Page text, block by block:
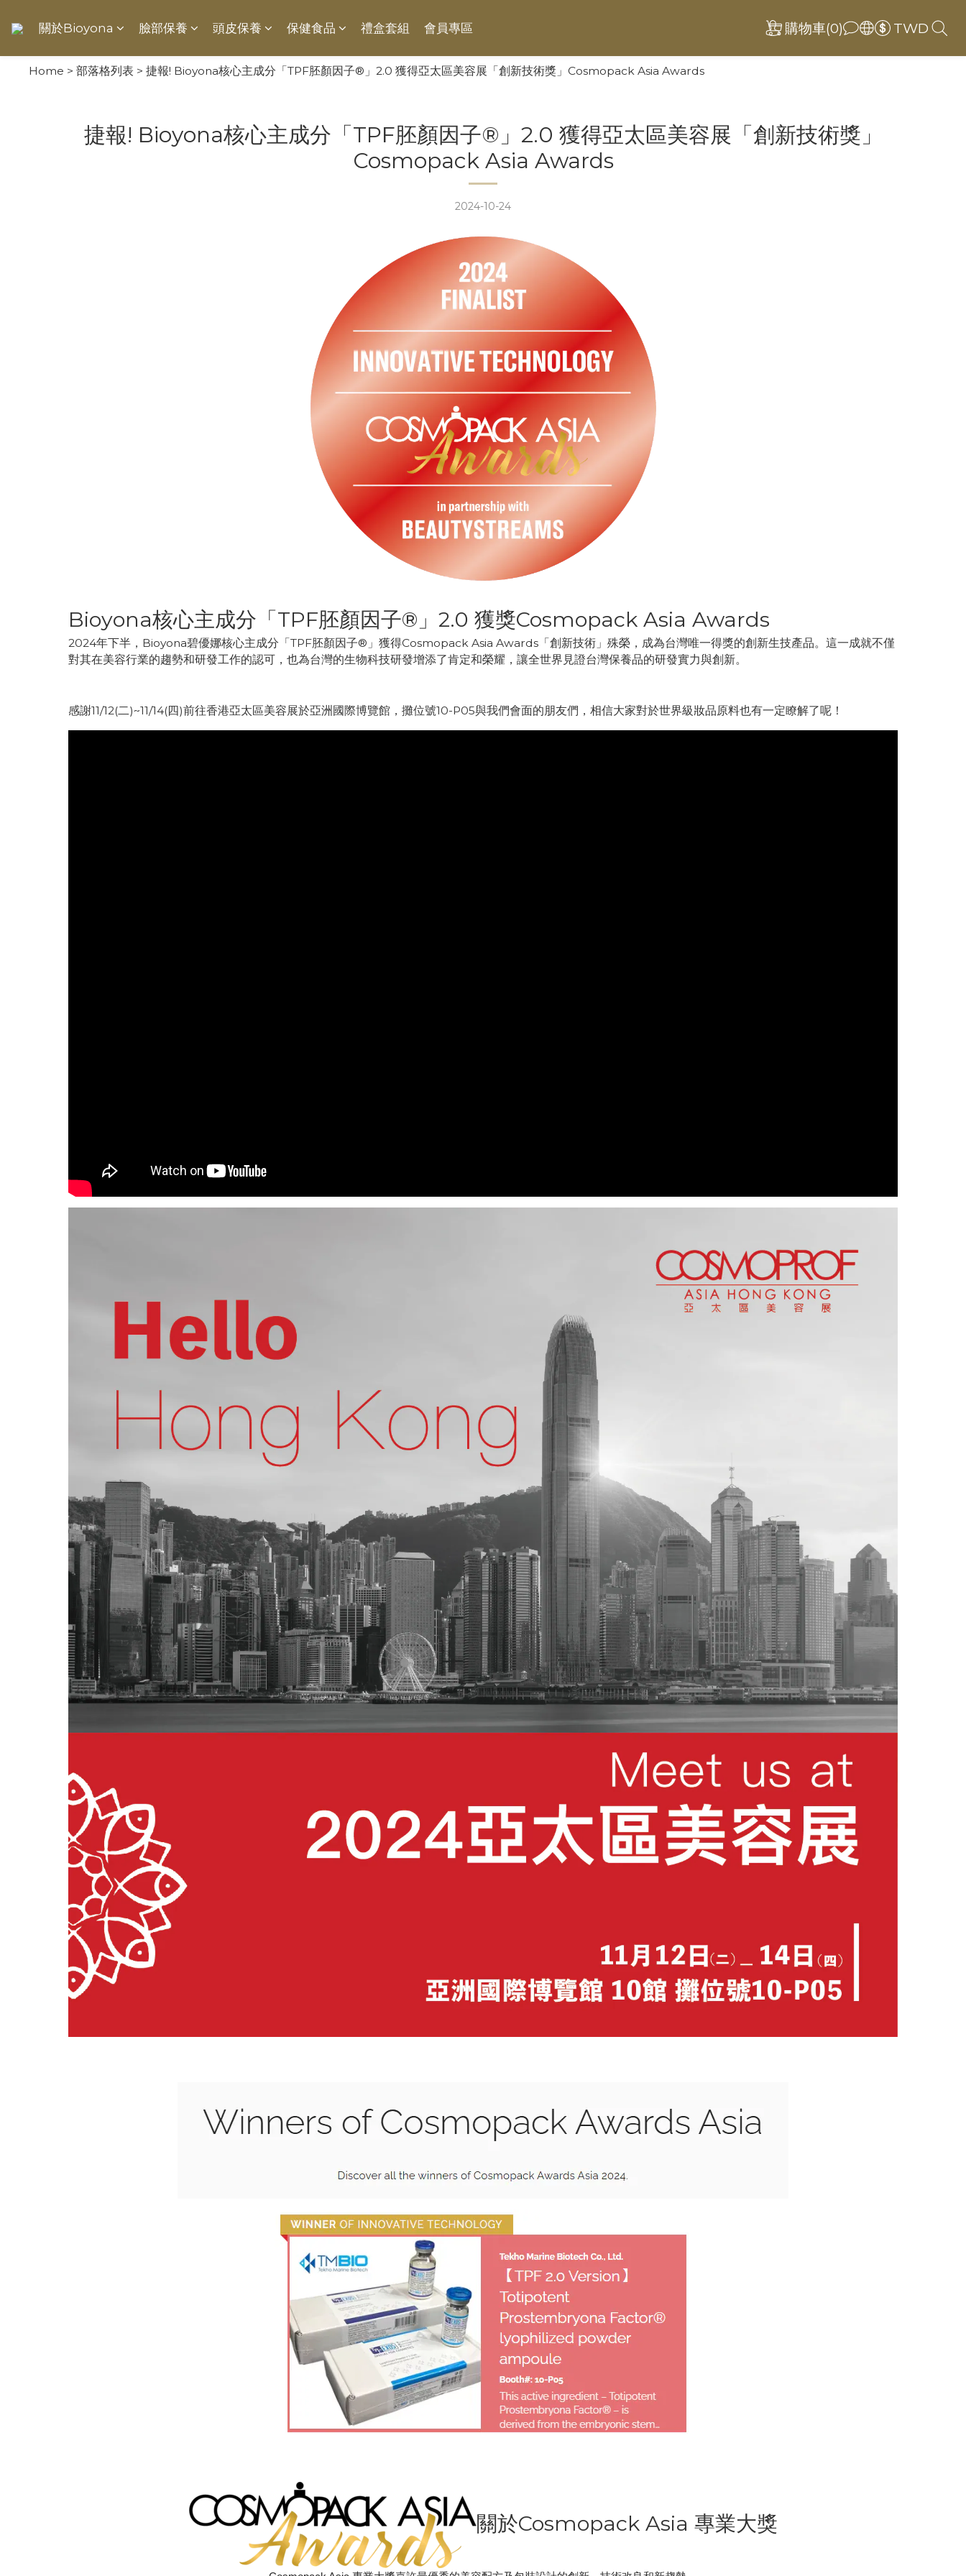
關於Bioyona 臉部保養 頭皮保養 保健食品 禮盒套組 會員專區 購物車(0) TWD
Home > 部落格列表 > 捷報! Bioyona核心主成分「TPF胚顏因子®」2.0 獲得亞太區美容展「創新技術獎」Cosmopack Asia Awards
捷報! Bioyona核心主成分「TPF胚顏因子®」2.0 獲得亞太區美容展「創新技術獎」
Cosmopack Asia Awards
2024-10-24
Bioyona核心主成分「TPF胚顏因子®」2.0 獲獎Cosmopack Asia Awards
2024年下半，Bioyona碧優娜核心主成分「TPF胚顏因子®」獲得Cosmopack Asia Awards「創新技術」殊榮，成為台灣唯一得獎的創新生技產品。這一成就不僅
對其在美容行業的趨勢和研發工作的認可，也為台灣的生物科技研發增添了肯定和榮耀，讓全世界見證台灣保養品的研發實力與創新。
感謝11/12(二)~11/14(四)前往香港亞太區美容展於亞洲國際博覽館，攤位號10-P05與我們會面的朋友們，相信大家對於世界級妝品原料也有一定瞭解了呢！
關於Cosmopack Asia 專業大獎